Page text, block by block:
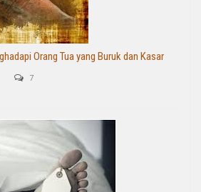
Orang Tua yang Buruk dan Kasar
7